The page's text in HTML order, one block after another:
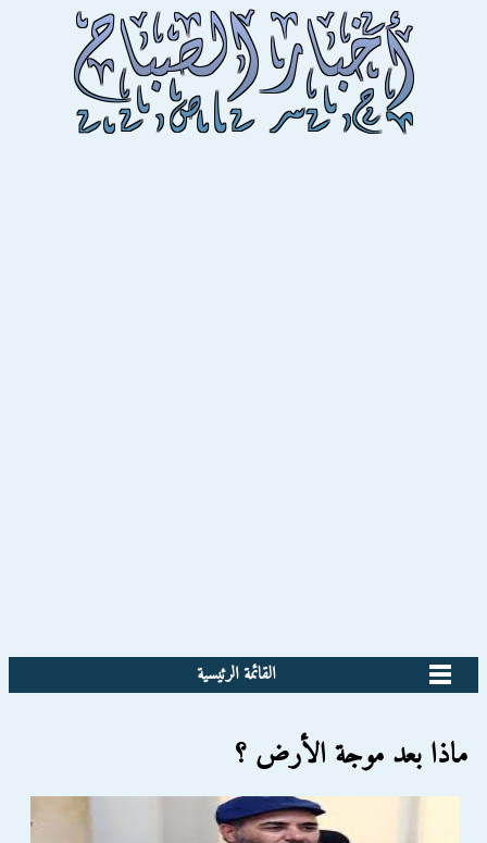
القائمة الرئيسية
ماذا بعد موجة الأرض ؟